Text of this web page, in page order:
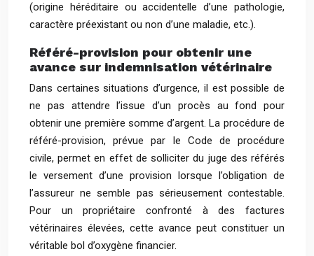
(origine héréditaire ou accidentelle d’une pathologie,
caractère préexistant ou non d’une maladie, etc.).
Référé-provision pour obtenir une
avance sur indemnisation vétérinaire
Dans certaines situations d’urgence, il est possible de
ne pas attendre l’issue d’un procès au fond pour
obtenir une première somme d’argent. La procédure de
référé-provision, prévue par le Code de procédure
civile, permet en effet de solliciter du juge des référés
le versement d’une provision lorsque l’obligation de
l’assureur ne semble pas sérieusement contestable.
Pour un propriétaire confronté à des factures
vétérinaires élevées, cette avance peut constituer un
véritable bol d’oxygène financier.